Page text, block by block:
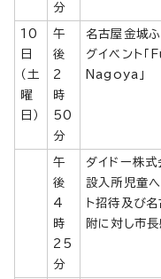
分
10
日
（土
曜
日）
午
後
2
時
50
分
名古屋金城
グイベン
Nagoya」
午
後
4
時
25
分
ダイドー株
設入所児童
ト招待及び
附に対し市